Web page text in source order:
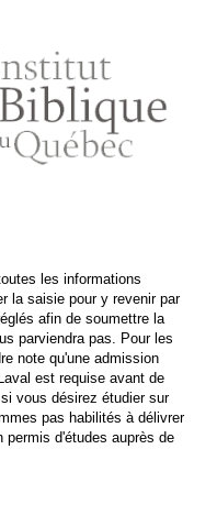
les informations
la saisie pour y revenir par
afin de soumettre la
parviendra pas. Pour les
note qu'une admission
est requise avant de
vous désirez étudier sur
pas habilités à délivrer
permis d'études auprès de